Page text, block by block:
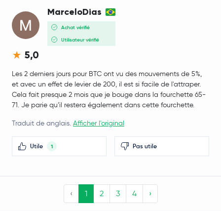
KuCoin Token KCS
Polygon Ecosystem Token POL
Jupiter Perpetuals Liquidity Provider Token JLP
mETH METH
Kinetiq Staked HYPE KHYPE
MarceloDias
Achat vérifié
Utilisateur vérifié
5,0
Les 2 derniers jours pour BTC ont vu des mouvements de 5%,
et avec un effet de levier de 200, il est si facile de l'attraper.
Cela fait presque 2 mois que je bouge dans la fourchette 65-
71. Je parie qu’il restera également dans cette fourchette.
Traduit de anglais. Afficher l'original
Utile 1 Pas utile
‹ 1 2 3 4 ›